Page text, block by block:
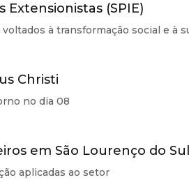
(SPIE)
à transformação social e à
Christi
no dia 08
em São Lourenço do Sul
aplicadas ao setor